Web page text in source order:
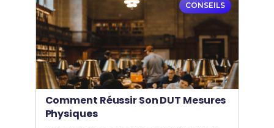
CONSEILS
Comment Réussir Son DUT Mesures
Physiques